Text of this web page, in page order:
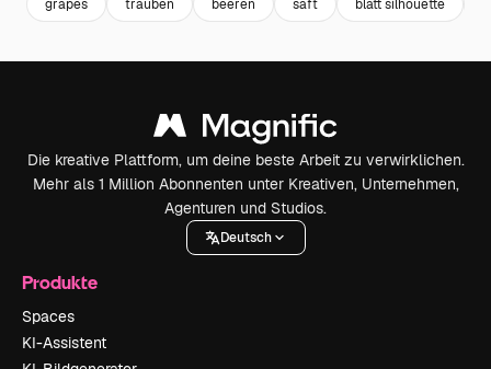
grapes trauben beeren saft blatt silhouette
Die kreative Plattform, um deine beste Arbeit zu verwirklichen.
Mehr als 1 Million Abonnenten unter Kreativen, Unternehmen,
Agenturen und Studios.
Deutsch
Produkte
Spaces
KI-Assistent